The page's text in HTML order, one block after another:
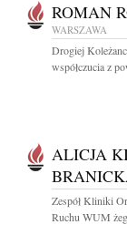
ROMAN
WARSZAWA
Drogiej
współczucia z
ALICJA
Zespół Kliniki
Ruchu WUM